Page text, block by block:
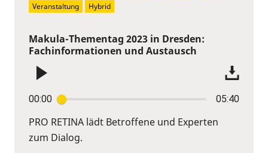
Makula-Thementag 2023 in Dresden:
Fachinformationen und Austausch
00:00 05:40
PRO RETINA lädt Betroffene und Experten
zum Dialog.
Veranstaltung
Hybrid